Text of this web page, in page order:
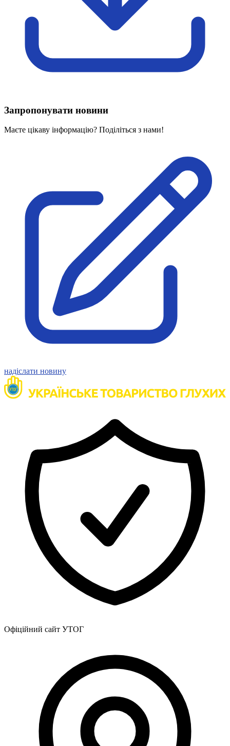
Харківська область
Херсонська область
Хмельницька область
Вивчаємо жестову мову
Дитяча сторінка
Новини про жестову мову
Проєкт "Жестова мова для поліцейських"
На допомогу військовим
Медична термінологія жестовою мовою
Нормативна база УТОГ
Конвенція ООН
Законодавство
Декларації
Документи ВФГ
Міжнародні документи
Запропонувати новини
Маєте цікаву інформацію? Поділіться з нами!
надіслати новину
Офіційний сайт УТОГ